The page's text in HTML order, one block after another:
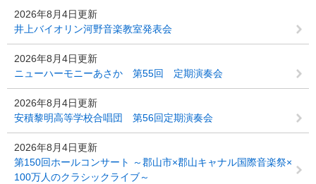
2026年8月4日更新
井上バイオリン河野音楽教室発表会
2026年8月4日更新
ニューハーモニーあさか 第55回 定期演奏会
2026年8月4日更新
安積黎明高等学校合唱団 第56回定期演奏会
2026年8月4日更新
第150回ホールコンサート ～郡山市×郡山キャナル国際音楽祭×
100万人のクラシックライブ～